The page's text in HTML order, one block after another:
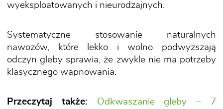
wyeksploatowanych i nieurodzajnych.
Systematyczne stosowanie naturalnych
nawozów, które lekko i wolno podwyższają
odczyn gleby sprawia, że zwykle nie ma potrzeby
klasycznego wapnowania.
Przeczytaj także:
Odkwaszanie gleby – 7